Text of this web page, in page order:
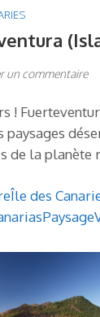
un commentaire
!
paysages
de la planète
Île des
Paysage